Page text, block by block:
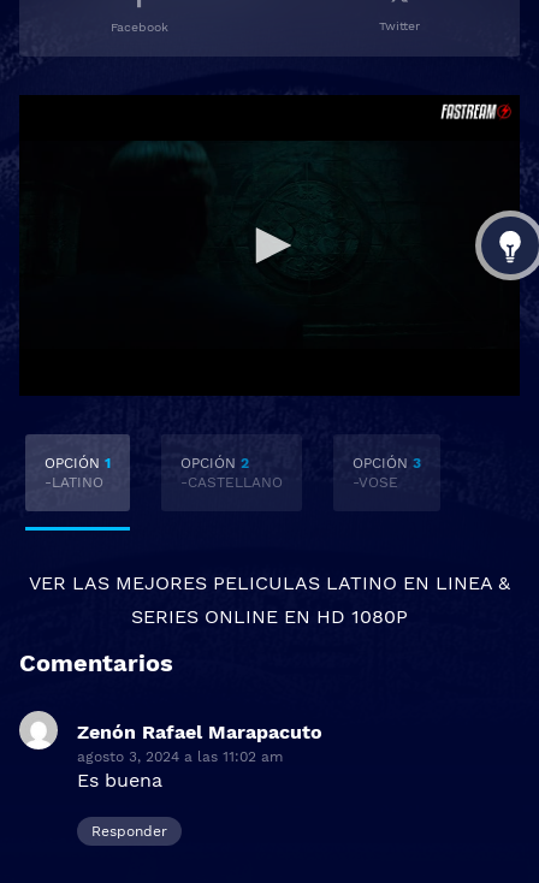
Facebook Twitter
OPCIÓN 1
-LATINO
OPCIÓN 2
-CASTELLANO
OPCIÓN 3
-VOSE
VER LAS MEJORES PELICULAS LATINO EN LINEA &
SERIES ONLINE EN HD 1080P
Comentarios
Zenón Rafael Marapacuto
agosto 3, 2024 a las 11:02 am
Es buena
Responder